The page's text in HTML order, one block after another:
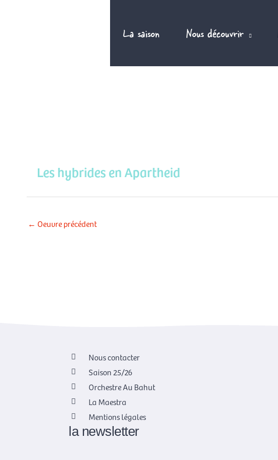
La saison Nous découvrir
Les hybrides en Apartheid
← Oeuvre précédent
Nous contacter
Saison 25/26
Orchestre Au Bahut
La Maestra
Mentions légales
la newsletter